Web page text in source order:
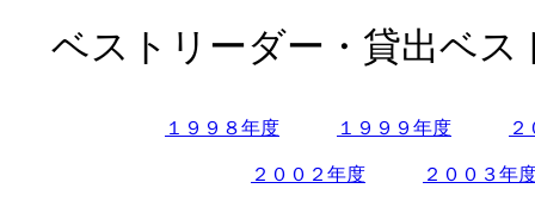
ベストリーダー・貸出ベ
１９９８年度 １９９９年度
２００２年度 ２００３年